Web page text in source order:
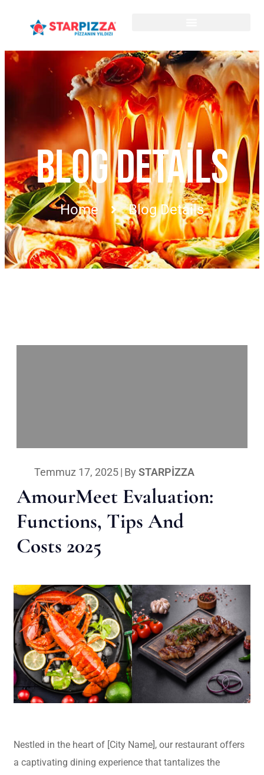
BLOG DETAILS
Home Blog Details
Temmuz 17, 2025| By STARPIZZA
AmourMeet Evaluation:
Functions, Tips And
Costs 2025
Nestled in the heart of [City Name], our restaurant offers
a captivating dining experience that tantalizes the